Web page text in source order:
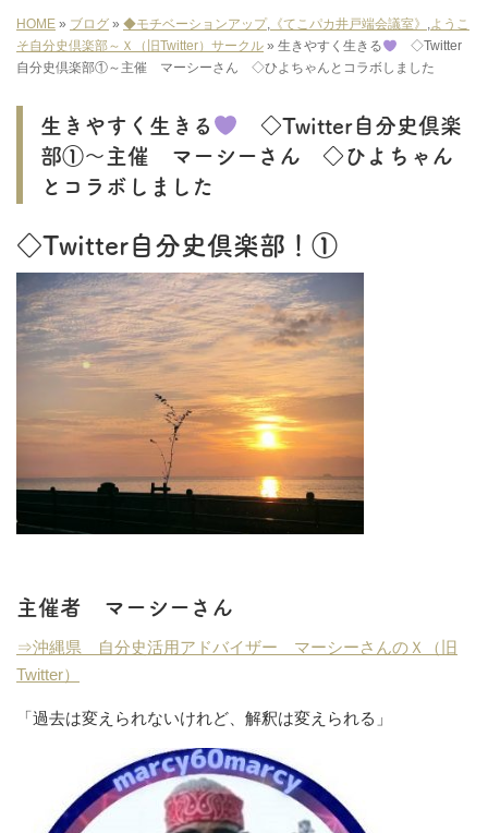
HOME » ブログ » ◆モチベーションアップ, 《てこパカ井戸端会議室》 ,ようこ
そ自分史倶楽部～Ｘ（旧Twitter）サークル » 生きやすく生きる
◇Twitter
自分史倶楽部①～主催 マーシーさん ◇ひよちゃんとコラボしました
生きやすく生きる
◇Twitter自分史倶楽
部①～主催 マーシーさん ◇ひよちゃん
とコラボしました
◇Twitter自分史倶楽部！①
主催者 マーシーさん
⇒沖縄県 自分史活用アドバイザー マーシーさんのＸ（旧
Twitter）
「過去は変えられないけれど、解釈は変えられる」